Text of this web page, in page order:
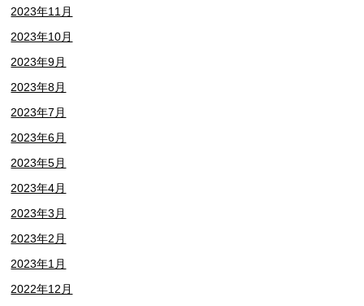
2023年11月
2023年10月
2023年9月
2023年8月
2023年7月
2023年6月
2023年5月
2023年4月
2023年3月
2023年2月
2023年1月
2022年12月